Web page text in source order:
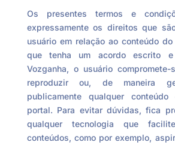
Os presentes termos e
expressamente os direitos que
usuário em relação ao conteúdo
que tenha um acordo escrito e
Vozganha, o usuário
reproduzir ou, de maneira
publicamente qualquer
portal. Para evitar dúvidas, fica
qualquer tecnologia que
conteúdos, como por exemplo,